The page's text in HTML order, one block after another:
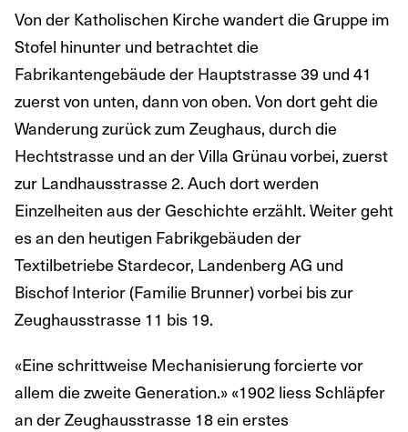
Von der Katholischen Kirche wandert die Gruppe im
Stofel hinunter und betrachtet die
Fabrikantengebäude der Hauptstrasse 39 und 41
zuerst von unten, dann von oben. Von dort geht die
Wanderung zurück zum Zeughaus, durch die
Hechtstrasse und an der Villa Grünau vorbei, zuerst
zur Landhausstrasse 2. Auch dort werden
Einzelheiten aus der Geschichte erzählt. Weiter geht
es an den heutigen Fabrikgebäuden der
Textilbetriebe Stardecor, Landenberg AG und
Bischof Interior (Familie Brunner) vorbei bis zur
Zeughausstrasse 11 bis 19.
«Eine schrittweise Mechanisierung forcierte vor
allem die zweite Generation.» «1902 liess Schläpfer
an der Zeughausstrasse 18 ein erstes